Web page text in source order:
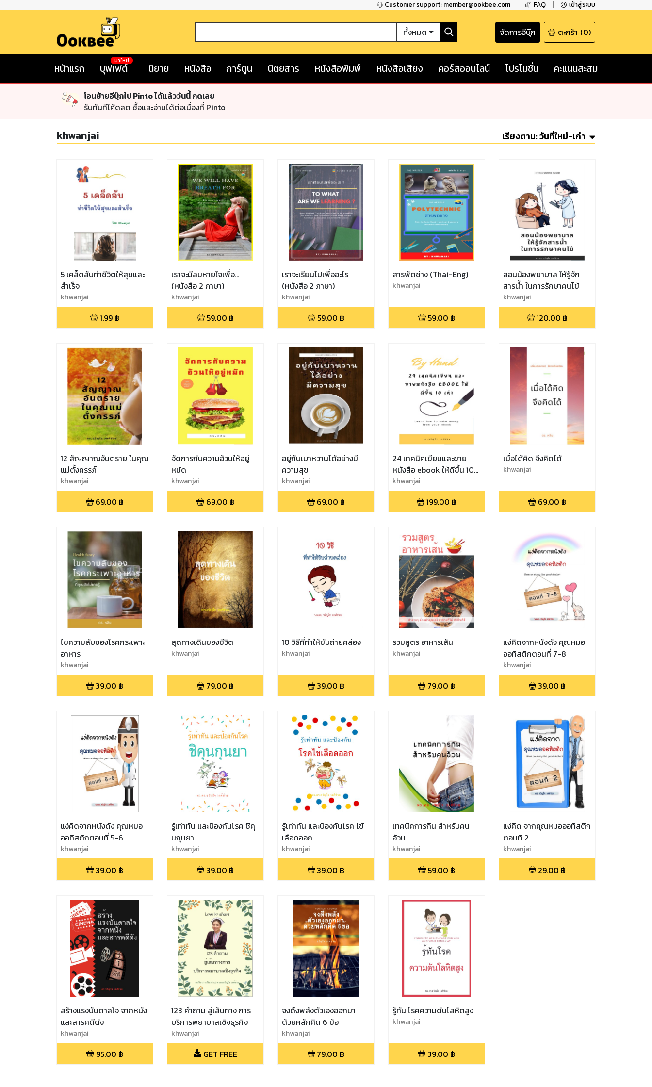
Customer support: member@ookbee.com FAQ เข้าสู่ระบบ
ทั้งหมด จัดการอีบุ๊ก ตะกร้า (0)
หน้าแรก บุฟเฟต์
มาใหม่
นิยาย หนังสือ การ์ตูน นิตยสาร หนังสือพิมพ์ หนังสือเสียง คอร์สออนไลน์ โปรโมชั่น คะแนนสะสม
โอนย้ายอีบุ๊กไป Pinto ได้แล้ววันนี้ กดเลย
รับทันทีโค้ดลด ซื้อและอ่านได้ต่อเนื่องที่ Pinto
khwanjai เรียงตาม:วันที่ใหม่-เก่า
5 เคล็ดลับทำชีวิตให้สุขและ
สำเร็จ
khwanjai
1.99฿
เราจะมีลมหายใจเพื่อ...
(หนังสือ 2 ภาษา)
khwanjai
59.00 ฿
เราจะเรียนไปเพื่ออะไร
(หนังสือ 2 ภาษา)
khwanjai
59.00 ฿
สารพัดช่าง (Thai-Eng)
khwanjai
59.00 ฿
สอนน้องพยาบาล ให้รู้จัก
สารน้ำ ในการรักษาคนไข้
khwanjai
120.00 ฿
12 สัญญาณอันตราย ในคุณ
แม่ตั้งครรภ์
khwanjai
69.00 ฿
จัดการกับความอ้วนให้อยู่
หมัด
khwanjai
69.00 ฿
อยู่กับเบาหวานได้อย่างมี
ความสุข
khwanjai
69.00 ฿
24 เทคนิคเขียนและขาย
หนังสือ ebook ให้ดีขึ้น 10
เท่า
khwanjai
199.00 ฿
เมื่อได้คิด จึงคิดได้
khwanjai
69.00 ฿
ไขความลับของโรคกระเพาะ
อาหาร
khwanjai
39.00 ฿
สุดทางเดินของชีวิต
khwanjai
79.00 ฿
10 วิธีที่ทำให้ขับถ่ายคล่อง
khwanjai
39.00 ฿
รวมสูตร อาหารเส้น
khwanjai
79.00 ฿
แง่คิดจากหนังดัง คุณหมอ
ออทิสติกตอนที่ 7-8
khwanjai
39.00 ฿
แง่คิดจากหนังดัง คุณหมอ
ออทิสติกตอนที่ 5-6
khwanjai
39.00 ฿
รู้เท่าทัน และป้องกันโรค ชิคุ
นกุนยา
khwanjai
39.00 ฿
รู้เท่าทัน และป้องกันโรค ไข้
เลือดออก
khwanjai
39.00 ฿
เทคนิคการกิน สำหรับคน
อ้วน
khwanjai
59.00 ฿
แง่คิด จากคุณหมอออทิสติก
ตอนที่ 2
khwanjai
29.00 ฿
สร้างแรงบันดาลใจ จากหนัง
และสารคดีดัง
khwanjai
95.00 ฿
123 คำถาม สู่เส้นทาง การ
บริการพยาบาลเชิงธุรกิจ
khwanjai
GET FREE
จงดึงพลังตัวเองออกมา
ด้วยหลักคิด 6 ข้อ
khwanjai
79.00 ฿
รู้ทัน โรคความดันโลหิตสูง
khwanjai
39.00 ฿